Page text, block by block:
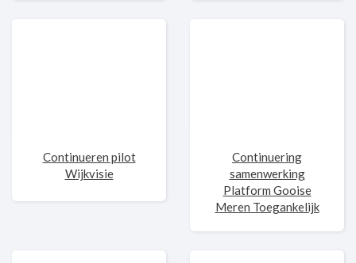
Continueren pilot
Wijkvisie
Continuering
samenwerking
Platform Gooise
Meren Toegankelijk